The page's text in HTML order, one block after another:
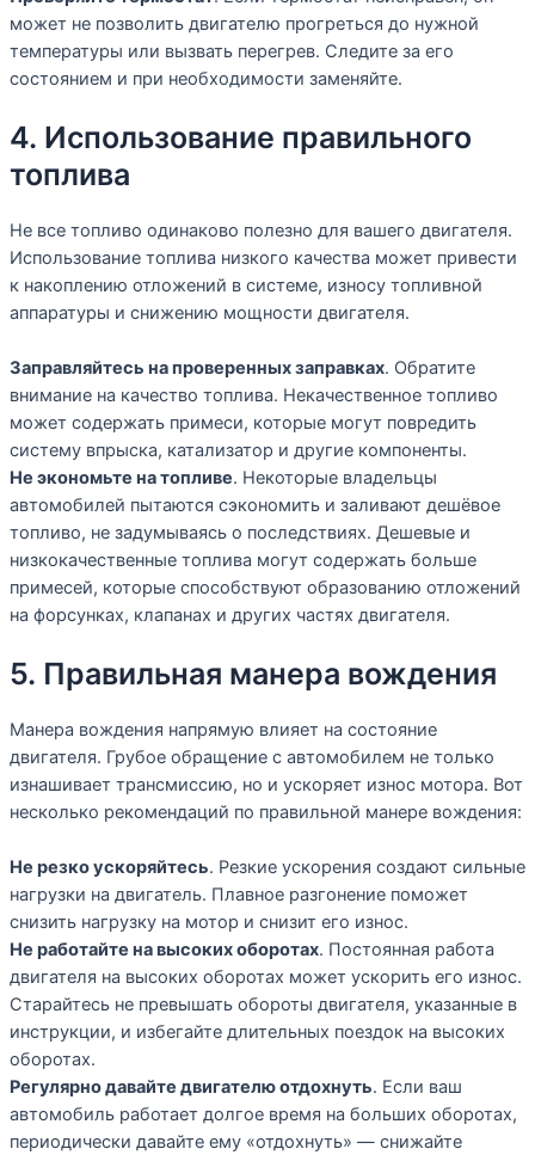
может не позволить двигателю прогреться до нужной
температуры или вызвать перегрев. Следите за его
состоянием и при необходимости заменяйте.
4. Использование правильного
топлива
Не все топливо одинаково полезно для вашего двигателя.
Использование топлива низкого качества может привести
к накоплению отложений в системе, износу топливной
аппаратуры и снижению мощности двигателя.
Заправляйтесь на проверенных заправках. Обратите
внимание на качество топлива. Некачественное топливо
может содержать примеси, которые могут повредить
систему впрыска, катализатор и другие компоненты.
Не экономьте на топливе. Некоторые владельцы
автомобилей пытаются сэкономить и заливают дешёвое
топливо, не задумываясь о последствиях. Дешевые и
низкокачественные топлива могут содержать больше
примесей, которые способствуют образованию отложений
на форсунках, клапанах и других частях двигателя.
5. Правильная манера вождения
Манера вождения напрямую влияет на состояние
двигателя. Грубое обращение с автомобилем не только
изнашивает трансмиссию, но и ускоряет износ мотора. Вот
несколько рекомендаций по правильной манере вождения:
Не резко ускоряйтесь. Резкие ускорения создают сильные
нагрузки на двигатель. Плавное разгонение поможет
снизить нагрузку на мотор и снизит его износ.
Не работайте на высоких оборотах. Постоянная работа
двигателя на высоких оборотах может ускорить его износ.
Старайтесь не превышать обороты двигателя, указанные в
инструкции, и избегайте длительных поездок на высоких
оборотах.
Регулярно давайте двигателю отдохнуть. Если ваш
автомобиль работает долгое время на больших оборотах,
периодически давайте ему «отдохнуть» — снижайте